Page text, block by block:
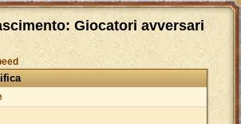
Giocatori avversari